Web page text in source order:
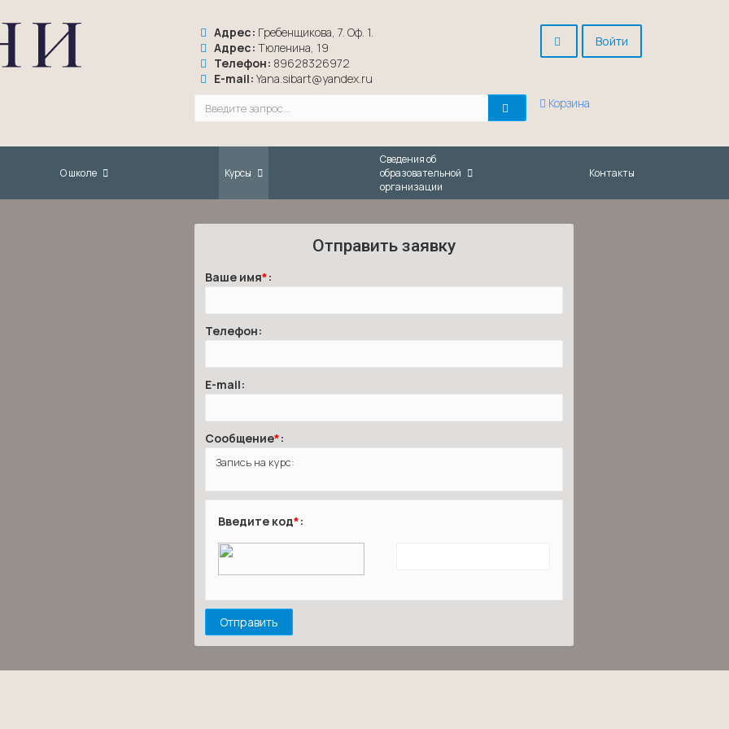
Адрес: Гребенщикова, 7. Оф. 1.
Адрес: Тюленина, 19
Телефон: 89628326972
E-mail: Yana.sibart@yandex.ru
Войти
Корзина
О школе Курсы
Сведения об
образовательной
организации
Контакты
Отправить заявку
Ваше имя*:
Телефон:
E-mail:
Сообщение*:
Введите код*: